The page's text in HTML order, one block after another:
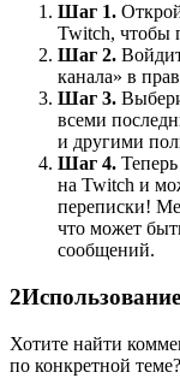
Шаг 1.
Twitch, чтобы
Шаг 2.
канала» в
Шаг 3.
всеми
и другими
Шаг 4.
на Twitch и
переписки!
что может
сообщений.
2
Хотите найти
по конкретной